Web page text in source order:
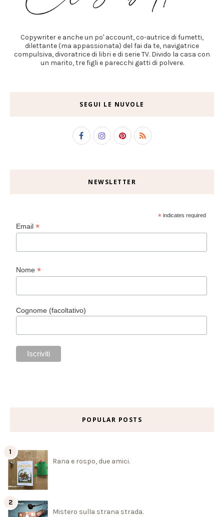
Copywriter e anche un po' account, co-autrice di fumetti,
dilettante (ma appassionata) del fai da te, navigatrice
compulsiva, divoratrice di libri e di serie TV. Divido la casa con
un marito, tre figli e parecchi gatti di polvere.
SEGUI LE NUVOLE
NEWSLETTER
* indicates required
Email*
Nome*
Cognome (facoltativo)
POPULAR POSTS
Rana e rospo, due amici.
Mistero sulla strana strada.